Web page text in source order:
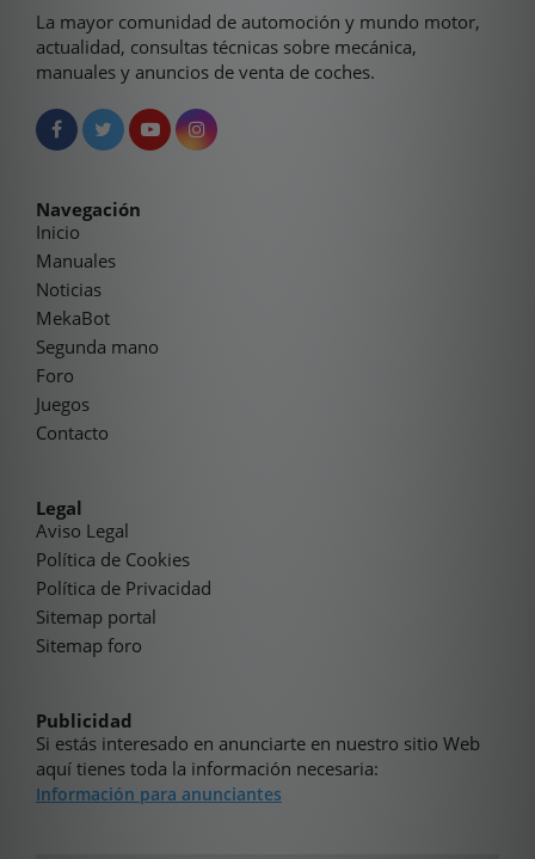
La mayor comunidad de automoción y mundo motor,
actualidad, consultas técnicas sobre mecánica,
manuales y anuncios de venta de coches.
Navegación
Inicio
Manuales
Noticias
MekaBot
Segunda mano
Foro
Juegos
Contacto
Legal
Aviso Legal
Política de Cookies
Política de Privacidad
Sitemap portal
Sitemap foro
Publicidad
Si estás interesado en anunciarte en nuestro sitio Web
aquí tienes toda la información necesaria:
Información para anunciantes